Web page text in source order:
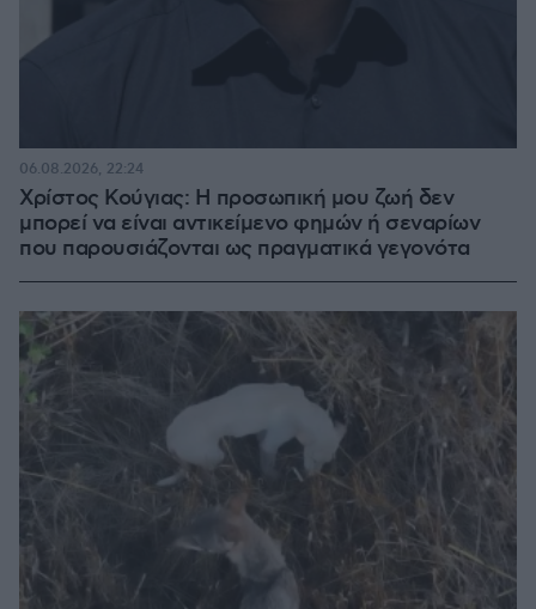
Χρίστος Κούγιας: Η προσωπική μου ζωή δεν
μπορεί να είναι αντικείμενο φημών ή σεναρίων
που παρουσιάζονται ως πραγματικά γεγονότα
06.08.2026, 22:24